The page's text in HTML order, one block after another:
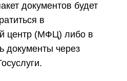
документов будет
в
центр (МФЦ) либо в
документы через